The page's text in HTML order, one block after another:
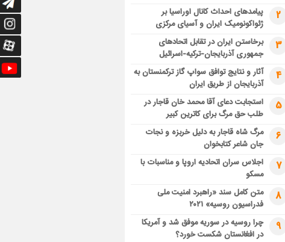
2
پیامدهای احداث کانال اوراسیا بر
ژئواکونومیک ایران و آسیای مرکزی
3
برخاستن ایران در تقابل اتحادهای
جمهوری آذربایجان-ترکیه-اسرائیل
4
آثار و نتایج توافق سواپ گاز ترکمنستان به
آذربایجان از طریق ایران
5
استجابت دعای آقا محمد خان قاجار در
طلب حق مرگ برای کاترین کبیر
6
مرگ شاه قاجار به دلیل خربزه و نجات
جان شاعر کتابخوان
7
اجلاس سران اتحادیه اروپا و مناسبات با
مسکو
8
متن کامل سند «راهبرد امنیت ملی
فدراسیون روسیه» ۲۰۲۱
9
چرا روسیه در سوریه موفق شد و آمریکا
در افغانستان شکست خورد؟